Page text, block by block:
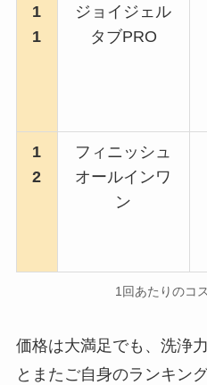
1
1
ジョイジェル
タブPRO
1
2
フィニッシュ
オールインワ
ン
1回あたりのコ
価格は大満足でも、洗浄
とまたご自身のランキン